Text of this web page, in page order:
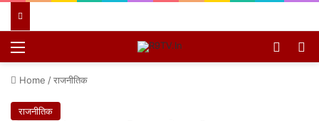
Home /राजनीतिक
राजनीतिक